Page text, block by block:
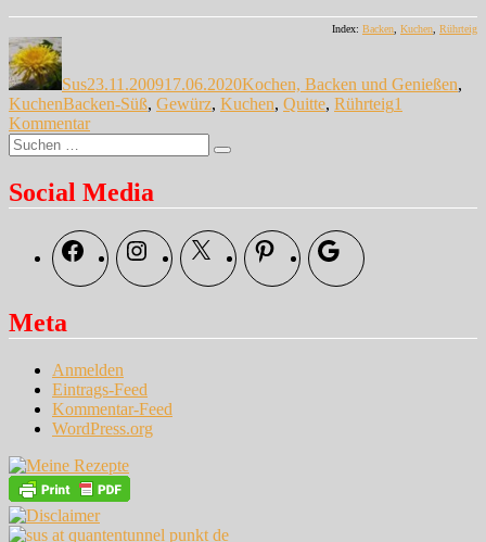
Index: Backen, Kuchen, Rührteig
Autor
Sus23.11.200917.06.2020Kochen, Backen und Genießen,
KuchenSchlagwörter
Backen-Süß, Gewürz, Kuchen, Quitte, Rührteig1
Kommentarzu
…
Suche
nach:
Suchen
Social Media
FacebookInstagramX Pinterest Google
Meta
Anmelden
Eintrags-Feed
Kommentar-Feed
WordPress.org